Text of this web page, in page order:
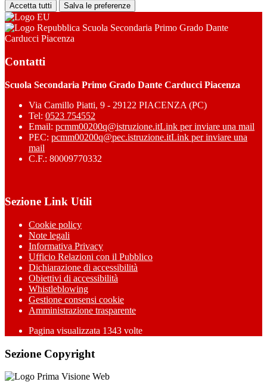
Accetta tutti Salva le preferenze
Scuola Secondaria Primo Grado Dante
Carducci Piacenza
Contatti
Scuola Secondaria Primo Grado Dante Carducci Piacenza
Via Camillo Piatti, 9 - 29122 PIACENZA (PC)
Tel: 0523 754552
Email: pcmm00200q@istruzione.itLink per inviare una mail
PEC: pcmm00200q@pec.istruzione.itLink per inviare una
mail
C.F.: 80009770332
Sezione Link Utili
Cookie policy
Note legali
Informativa Privacy
Ufficio Relazioni con il Pubblico
Dichiarazione di accessibilità
Obiettivi di accessibilità
Whistleblowing
Gestione consensi cookie
Amministrazione trasparente
Pagina visualizzata 1343 volte
Sezione Copyright